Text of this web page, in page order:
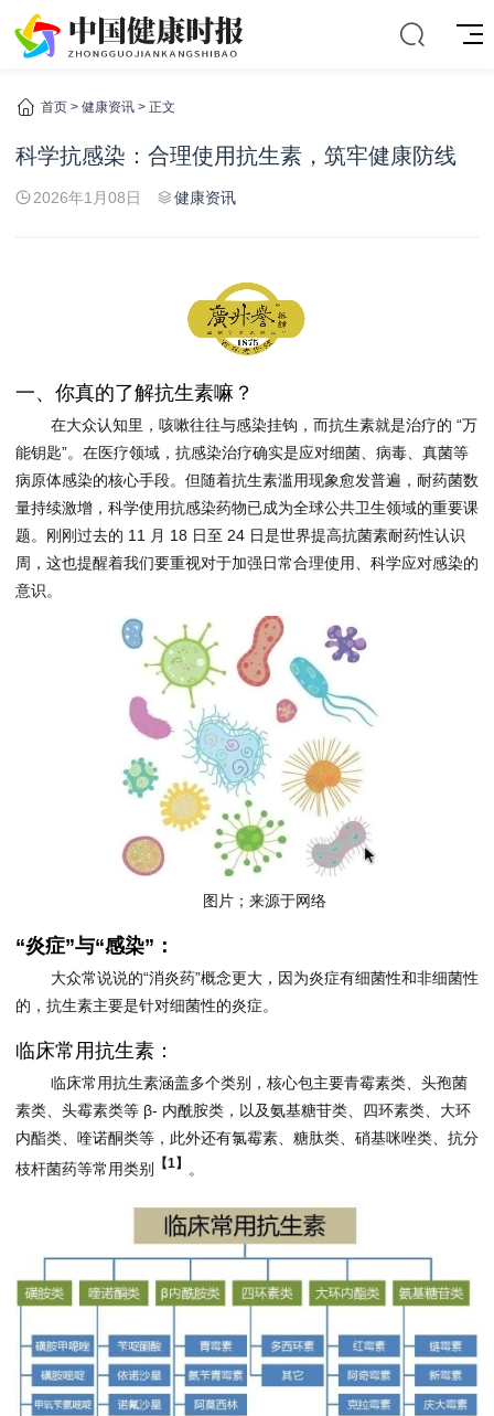
首页 > 健康资讯 > 正文
科学抗感染：合理使用抗生素，筑牢健康防线
2026年1月08日 健康资讯
一、你真的了解抗生素嘛？
在大众认知里，咳嗽往往与感染挂钩，而抗生素就是治疗的 “万
能钥匙”。在医疗领域，抗感染治疗确实是应对细菌、病毒、真菌等
病原体感染的核心手段。但随着抗生素滥用现象愈发普遍，耐药菌数
量持续激增，科学使用抗感染药物已成为全球公共卫生领域的重要课
题。刚刚过去的 11 月 18 日至 24 日是世界提高抗菌素耐药性认识
周，这也提醒着我们要重视对于加强日常合理使用、科学应对感染的
意识。
图片；来源于网络
“炎症”与“感染”：
大众常说说的“消炎药”概念更大，因为炎症有细菌性和非细菌性
的，抗生素主要是针对细菌性的炎症。
临床常用抗生素：
临床常用抗生素涵盖多个类别，核心包主要青霉素类、头孢菌
素类、头霉素类等 β- 内酰胺类，以及氨基糖苷类、四环素类、大环
内酯类、喹诺酮类等，此外还有氯霉素、糖肽类、硝基咪唑类、抗分
枝杆菌药等常用类别
【1】 。